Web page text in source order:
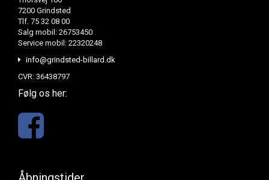
7200 Grindsted
Tlf. 75 32 08 00
Salg mobil: 26753450
Service mobil: 22320248
info@grindsted-billard.dk
CVR: 36438797
Følg os her: